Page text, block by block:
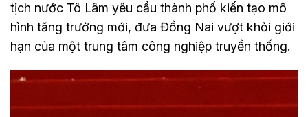
tịch nước Tô Lâm yêu cầu thành phố kiến tạo mô
hình tăng trưởng mới, đưa Đồng Nai vượt khỏi giới
hạn của một trung tâm công nghiệp truyền thống.